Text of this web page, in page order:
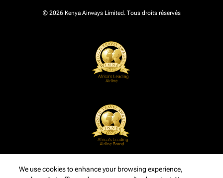
© 2026 Kenya Airways Limited. Tous droits réservés
We use cookies to enhance your browsing experience,